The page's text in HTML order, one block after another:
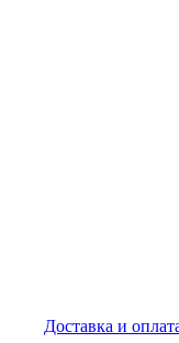
Доставка и